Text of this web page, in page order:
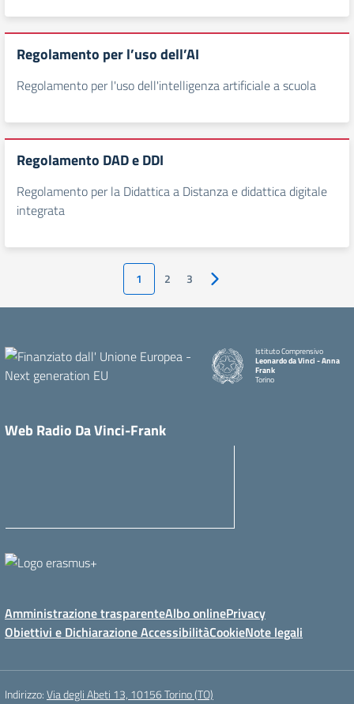
Regolamento per l’uso dell’AI
Regolamento per l'uso dell'intelligenza artificiale a scuola
Regolamento DAD e DDI
Regolamento per la Didattica a Distanza e didattica digitale
integrata
1 2 3 Pagina successiva
Istituto Comprensivo
Leonardo da Vinci - Anna
Frank
Torino
Web Radio Da Vinci-Frank
Amministrazione trasparenteAlbo onlinePrivacy
Obiettivi e Dichiarazione AccessibilitàCookieNote legali
Indirizzo:Via degli Abeti 13, 10156 Torino (TO)